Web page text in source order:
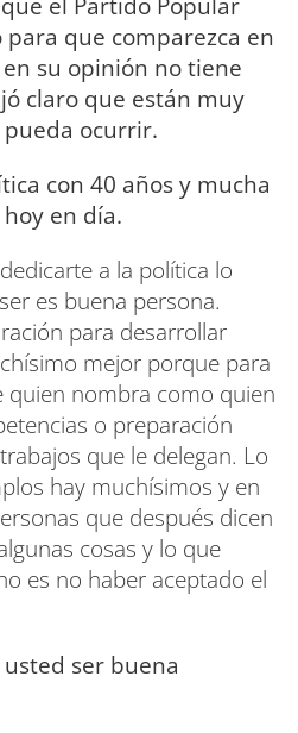
que comparezca en
su opinión no tiene
claro que están muy
ocurrir.
con 40 años y mucha
en día.
a la política lo
es buena persona.
para desarrollar
mejor porque para
quien nombra como quien
o preparación
que le delegan. Lo
hay muchísimos y en
que después dicen
cosas y lo que
es no haber aceptado el
ser buena